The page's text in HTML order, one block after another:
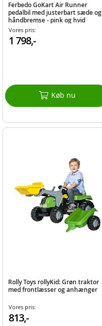
Ferbedo GoKart Air Runner
pedalbil med justerbart sæde og
håndbremse - pink og hvid
Vores pris:
1 798,-
Køb nu
Rolly Toys rollyKid: Grøn traktor
med frontlæsser og anhænger
Vores pris:
813,-